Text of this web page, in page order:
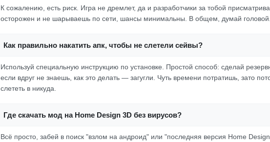
К сожалению, есть риск. Игра не дремлет, да и разработчики за тобой
осторожен и не шарываешь по сети, шансы минимальны. В общем, думай головой.
Как правильно накатить апк, чтобы не слетели сейвы?
Используй специальную инструкцию по установке. Простой способ: сделай
если вдруг не знаешь, как это делать — загугли. Чуть времени потратишь, зато
слететь в никуда.
Где скачать мод на Home Design 3D без вирусов?
Всё просто, забей в поиск "взлом на андроид" или "последняя версия Home